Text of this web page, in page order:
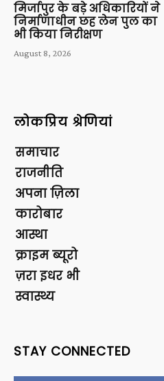
मिर्जापुर के बड़े अधिकारियों ने
निर्माणाधीन छह लेन पुल का
भी किया निरीक्षण
August 8, 2026
लोकप्रिय श्रेणियां
समाचार
राजनीति
अपना ज़िला
कारोबार
आस्था
क्राइम ब्यूरो
ज़रा इधर भी
स्वास्थ्य
STAY CONNECTED